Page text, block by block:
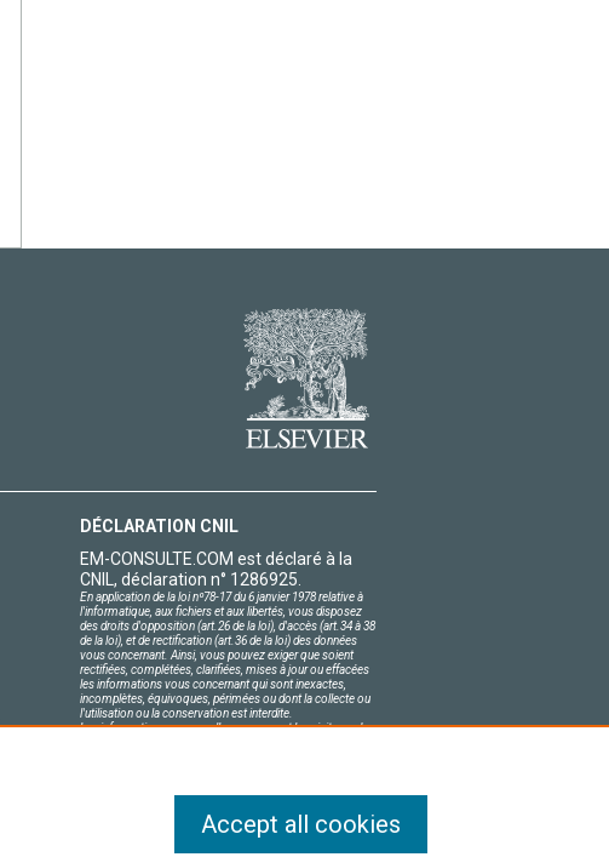
DÉCLARATION CNIL
EM-CONSULTE.COM est déclaré à la
CNIL, déclaration n° 1286925.
En application de la loi nº78-17 du 6 janvier 1978 relative à
l'informatique, aux fichiers et aux libertés, vous disposez
des droits d'opposition (art.26 de la loi), d'accès (art.34 à 38
de la loi), et de rectification (art.36 de la loi) des données
vous concernant. Ainsi, vous pouvez exiger que soient
rectifiées, complétées, clarifiées, mises à jour ou effacées
les informations vous concernant qui sont inexactes,
incomplètes, équivoques, périmées ou dont la collecte ou
l'utilisation ou la conservation est interdite.
Les informations personnelles concernant les visiteurs de
Accept all cookies